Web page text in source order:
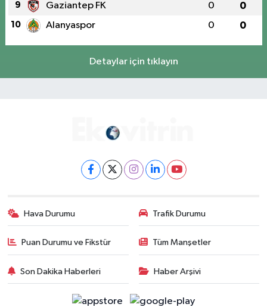
9 Gaziantep FK 0 0
10 Alanyaspor 0 0
Detaylar için tıklayın
Hava Durumu Trafik Durumu
Puan Durumu ve Fikstür Tüm Manşetler
Son Dakika Haberleri Haber Arşivi